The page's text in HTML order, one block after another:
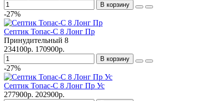
В корзину
-27%
Септик Топас-С 8 Лонг Пр
Принудительный 8
234100р. 170900р.
В корзину
-27%
Септик Топас-С 8 Лонг Пр Ус
277900р. 202900р.